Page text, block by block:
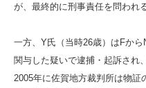
が、最終的に刑事責任を問われ
一方、Y氏（当時26歳）はFか
関与した疑いで逮捕・起訴され
2005年に佐賀地方裁判所は物証